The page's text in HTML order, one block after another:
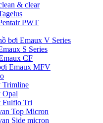
& clear
PWT
bơi Emaux V Series
S Series
CF
Emaux MFV
Trimline
Opal
Fulflo Tri
Top Micron
Side micron